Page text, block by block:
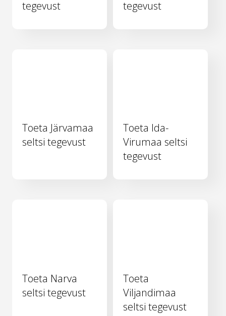
tegevust
tegevust
Toeta Järvamaa
seltsi tegevust
Toeta Ida-
Virumaa seltsi
tegevust
Toeta Narva
seltsi tegevust
Toeta
Viljandimaa
seltsi tegevust